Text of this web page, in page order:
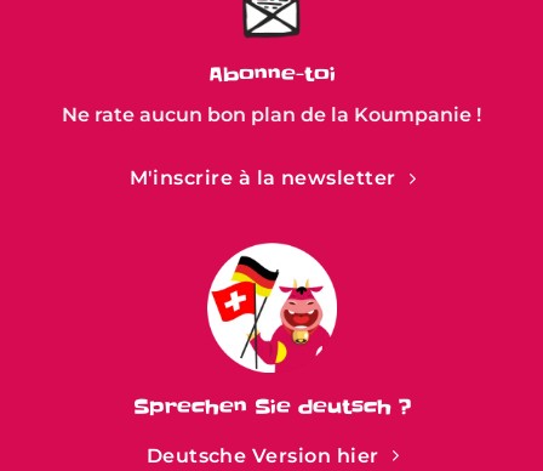
Abonne-toi
Ne rate aucun bon plan de la Koumpanie !
M'inscrire à la newsletter
Sprechen Sie deutsch ?
Deutsche Version hier